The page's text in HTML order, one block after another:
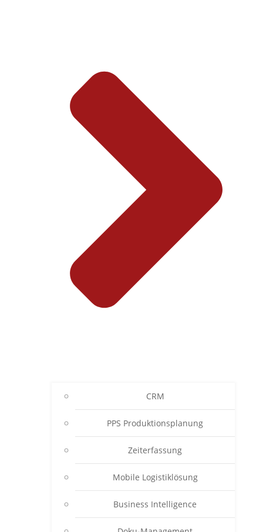
CRM
PPS Produktionsplanung
Zeiterfassung
Mobile Logistiklösung
Business Intelligence